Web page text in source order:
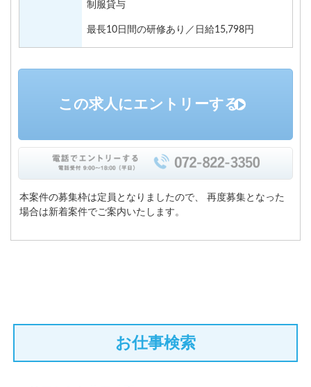
制服貸与
最長10日間の研修あり／日給15,798円
この求人にエントリーする
本案件の募集枠は定員となりましたので、
再度募集となった
場合は新着案件でご案内いたします。
お仕事検索